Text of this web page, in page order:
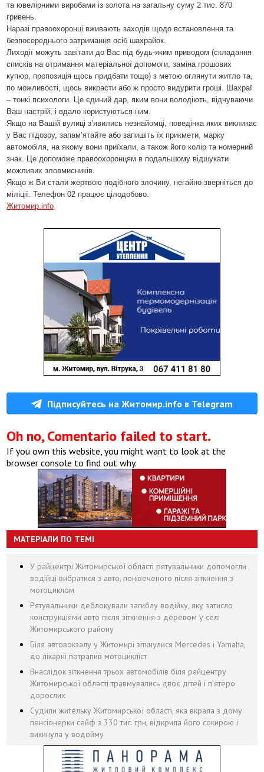
та ювелірними виробами із золота на загальну суму 2 тис. 870
гривень.
Наразі правоохоронці вживають заходів щодо встановлення та
безпосереднього затримання осіб шахрайок.
Лиходії можуть завітати до Вас під будь-яким приводом (складання
списків на отримання матеріальної допомоги, заміна грошових
купюр, пропозиція щось придбати тощо) з метою оглянути житло та,
по можливості, щось викрасти або ж просто видурити гроші. Шахраї
– тонкі психологи. Це єдиний дар, яким вони володіють, відчуваючи
Ваш настрій, і вдало користуються ним.
Якщо на Вашій вулиці з’явились незнайомці, поведінка яких викликає
у Вас підозру, запам’ятайте або запишіть їх прикмети, марку
автомобіля, на якому вони приїхали, а також його колір та номерний
знак. Це допоможе правоохоронцям в подальшому відшукати
можливих зловмисників.
Якщо ж Ви стали жертвою подібного злочину, негайно зверніться до
міліції. Телефон 02 працює цілодобово.
Житомир.info
Підписуйтесь на Житомир.info в Telegram
Oh no, Comentario failed to start.
If you own this website, you might want to look at the
browser console to find out why.
МАТЕРІАЛИ ПО ТЕМІ
У райцентрі Житомирської області рятувальники допомогли
водійці вибратися з авто, понівеченого після зіткнення з
мотоциклом
Рятувальники деблокували загиблу водійку, яку затисло
конструкціями авто після зіткнення з деревом у селі
Житомирського району
Біля автовокзалу у Житомирі зіткнулися Mercedes і Yamaha,
до лікарні потрапив мотоцикліст
Внаслідок зіткнення трьох автомобілів біля райцентру
Житомирської області травмувались двоє дітей і пʼятеро
дорослих
Судили жительку Житомирської області, яка вкрала з дому
пенсіонерки сейф з 330 тис. грн, відкрила його сокирою і
викинула у водойму